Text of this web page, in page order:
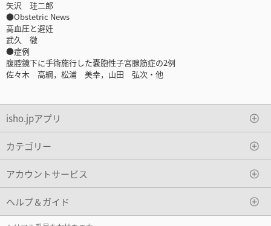
矢沢 珪二郎
●Obstetric News
高血圧と避妊
武久 徹
●症例
腹腔鏡下に手術施行した嚢胞性子宮腺筋症の2例
佐々木 高綱，松浦 美幸，山田 弘次・他
isho.jpアプリ
カテゴリー
アカウントサービス
ヘルプ＆ガイド